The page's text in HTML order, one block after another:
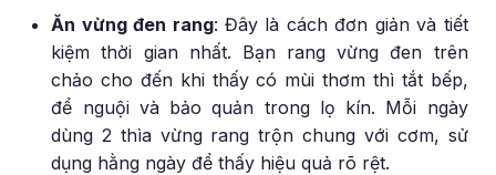
Ăn vừng đen rang: Đây là cách đơn giản và tiết
kiệm thời gian nhất. Bạn rang vừng đen trên
chảo cho đến khi thấy có mùi thơm thì tắt bếp,
để nguội và bảo quản trong lọ kín. Mỗi ngày
dùng 2 thìa vừng rang trộn chung với cơm, sử
dụng hằng ngày để thấy hiệu quả rõ rệt.